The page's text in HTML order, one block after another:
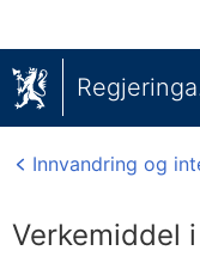
Innvandring og
Verkemiddel